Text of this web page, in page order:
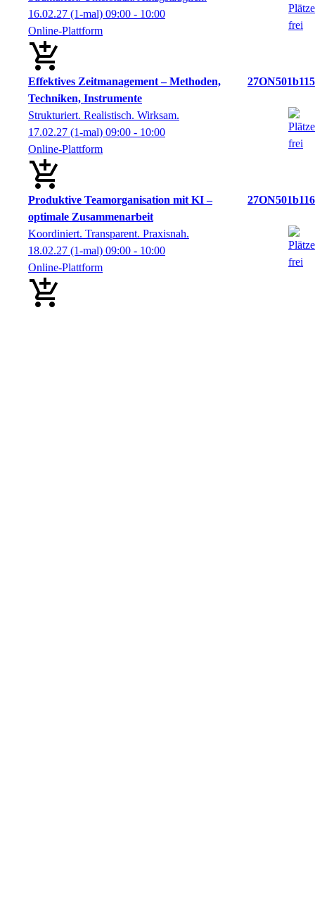
16.02.27 (1-mal) 09:00 - 10:00
Online-Plattform
Effektives Zeitmanagement – Methoden,
Techniken, Instrumente
27ON501b115
Strukturiert. Realistisch. Wirksam.
17.02.27 (1-mal) 09:00 - 10:00
Online-Plattform
Produktive Teamorganisation mit KI –
optimale Zusammenarbeit
27ON501b116
Koordiniert. Transparent. Praxisnah.
18.02.27 (1-mal) 09:00 - 10:00
Online-Plattform